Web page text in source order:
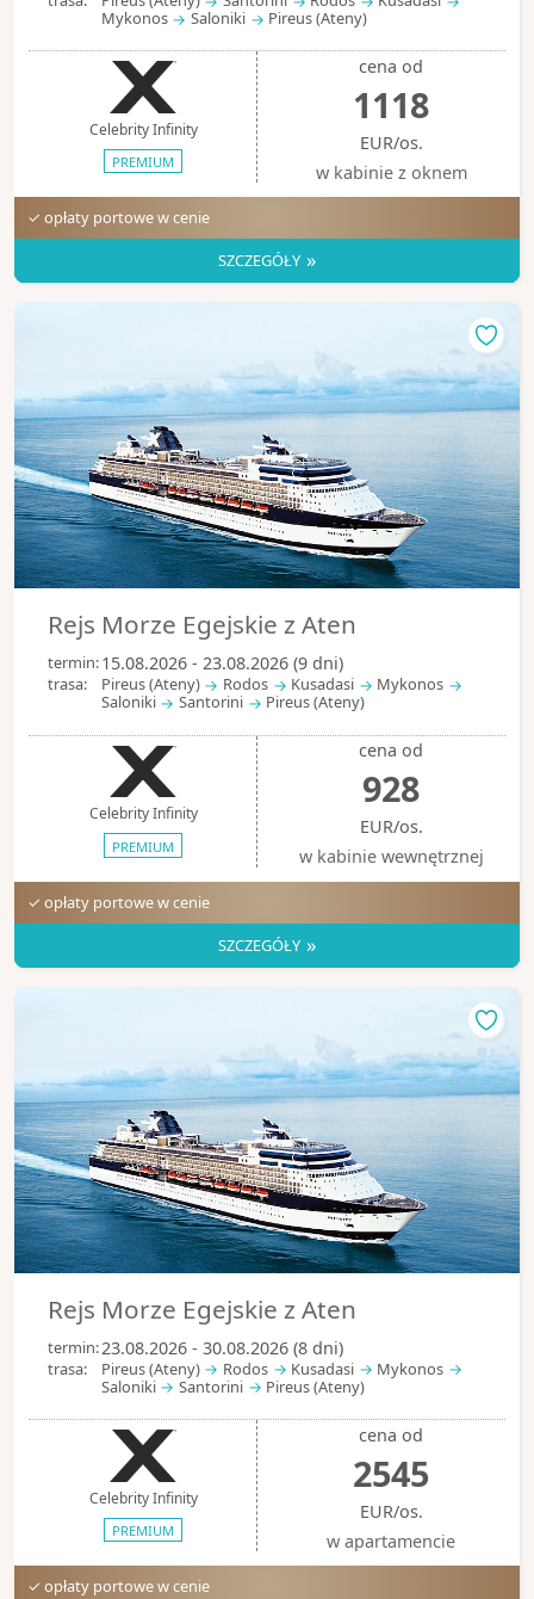
Mykonos
Saloniki Pireus (Ateny)
Celebrity Infinity
PREMIUM
cena od
1118
EUR/os.
w kabinie z oknem
✓ opłaty portowe w cenie
SZCZEGÓŁY »
Rejs Morze Egejskie z Aten
termin:15.08.2026 - 23.08.2026 (9 dni)
trasa: Pireus (Ateny) Rodos Kusadasi
Mykonos
Saloniki
Santorini Pireus (Ateny)
Celebrity Infinity
PREMIUM
cena od
928
EUR/os.
w kabinie wewnętrznej
✓ opłaty portowe w cenie
SZCZEGÓŁY »
Rejs Morze Egejskie z Aten
termin:23.08.2026 - 30.08.2026 (8 dni)
trasa: Pireus (Ateny) Rodos Kusadasi
Mykonos
Saloniki
Santorini Pireus (Ateny)
Celebrity Infinity
PREMIUM
cena od
2545
EUR/os.
w apartamencie
✓ opłaty portowe w cenie